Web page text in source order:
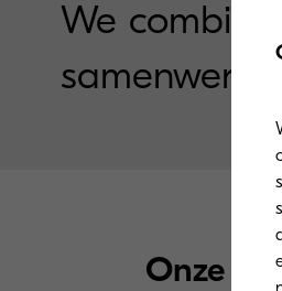
We
Onze